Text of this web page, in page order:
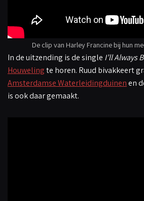
De clip van Harley Francine bij hun
In de uitzending is de single I’ll Always
Houwelingte horen. Ruud bivakkeert
Amsterdamse Waterleidingduinenen
is ook daar gemaakt.